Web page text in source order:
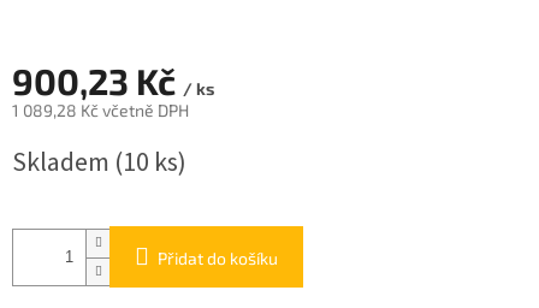
900,23 Kč / ks
1 089,28 Kč včetně DPH
cena:
Skladem (10 ks)
Přidat do košíku